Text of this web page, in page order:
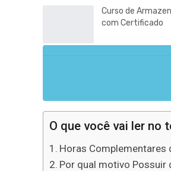
Curso de
com Certificado
O que você vai ler no
Horas
Por qual motivo Possuir